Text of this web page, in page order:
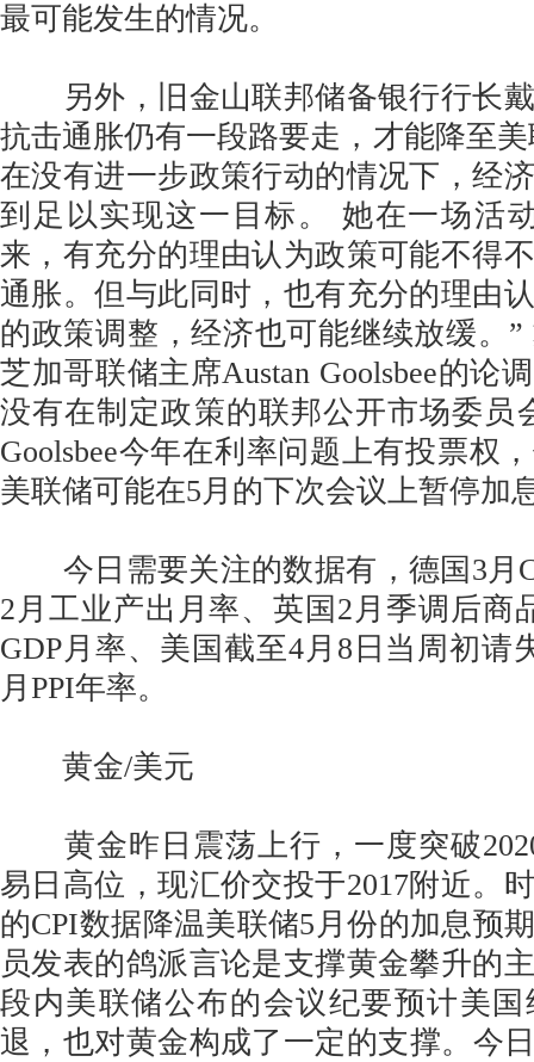
最可能发生的情况。
另外，旧金山联邦储备银行行长戴
抗击通胀仍有一段路要走，才能降至
在没有进一步政策行动的情况下，经
到足以实现这一目标。 她在一场活
来，有充分的理由认为政策可能不得
通胀。但与此同时，也有充分的理由
的政策调整，经济也可能继续放缓。
芝加哥联储主席Austan Goolsbee的论
没有在制定政策的联邦公开市场委员
Goolsbee今年在利率问题上有投票权
美联储可能在5月的下次会议上暂停加
今日需要关注的数据有，德国3月
2月工业产出月率、英国2月季调后商
GDP月率、美国截至4月8日当周初请
月PPI年率。
黄金/美元
黄金昨日震荡上行，一度突破
易日高位，现汇价交投于2017附近。
的CPI数据降温美联储5月份的加息预
员发表的鸽派言论是支撑黄金攀升的
段内美联储公布的会议纪要预计美
退，也对黄金构成了一定的支撑。今